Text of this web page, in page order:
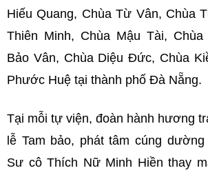
Hiếu Quang, Chùa Từ Vân, Chùa
Thiên Minh, Chùa Mậu Tài,
Bảo Vân, Chùa Diệu Đức, Chùa
Phước Huệ tại thành phố Đà Nẵng.
Tại mỗi tự viện, đoàn hành hương
lễ Tam bảo, phát tâm cúng
Sư cô Thích Nữ Minh Hiền thay